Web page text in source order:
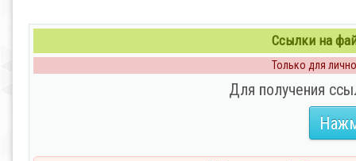
Ссылки на
Только для
Для получения